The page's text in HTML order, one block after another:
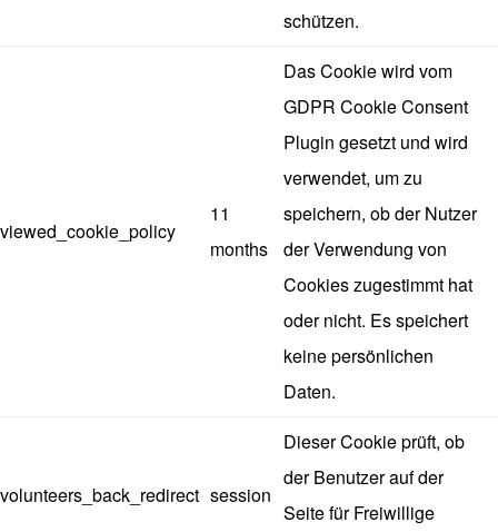
schützen.
viewed_cookie_policy
11
months
Das Cookie wird vom
GDPR Cookie Consent
Plugin gesetzt und wird
verwendet, um zu
speichern, ob der Nutzer
der Verwendung von
Cookies zugestimmt hat
oder nicht. Es speichert
keine persönlichen
Daten.
volunteers_back_redirect session
Dieser Cookie prüft, ob
der Benutzer auf der
Seite für Freiwillige